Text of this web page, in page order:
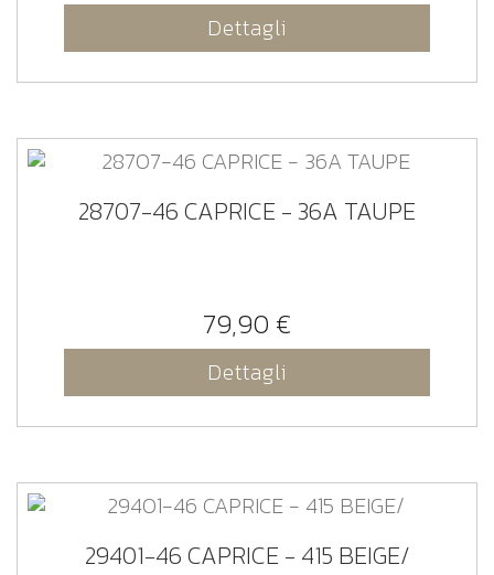
Dettagli
28707-46 CAPRICE - 36A TAUPE
79,90 €
Dettagli
29401-46 CAPRICE - 415 BEIGE/